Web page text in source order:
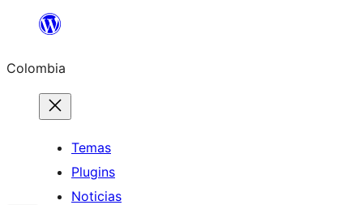
Saltar
contenido
Colombia
Temas
Plugins
Noticias